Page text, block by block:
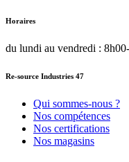
Horaires
du lundi au vendredi :
Re-source Industries 47
Qui sommes-nous ?
Nos compétences
Nos certifications
Nos magasins